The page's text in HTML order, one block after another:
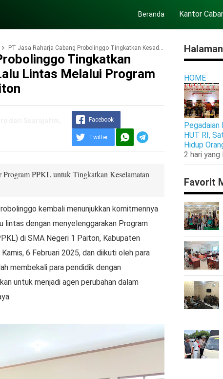
Beranda Kantor
PT Jasa Raharja Cabang Probolinggo Tingkatkan Kesadaran Keselamatan Lalu Lintas Melalui Program PPKL di SMA Negeri 1 Paiton
Tingkatkan
Lintas Melalui Program
Facebook
Twitter
PPKL untuk Tingkatkan Keselamatan
kembali menunjukkan komitmennya
lintas dengan menyelenggarakan Program
di SMA Negeri 1 Paiton, Kabupaten
6 Februari 2025, dan diikuti oleh para
membekali para pendidik dengan
untuk menjadi agen perubahan dalam
HOME
Pegadaian
HUT RI,
Hidup
2 hari yang
Favorit